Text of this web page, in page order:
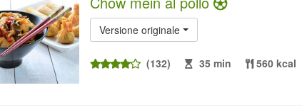
Versione originale
(132) 35 min 560 kcal